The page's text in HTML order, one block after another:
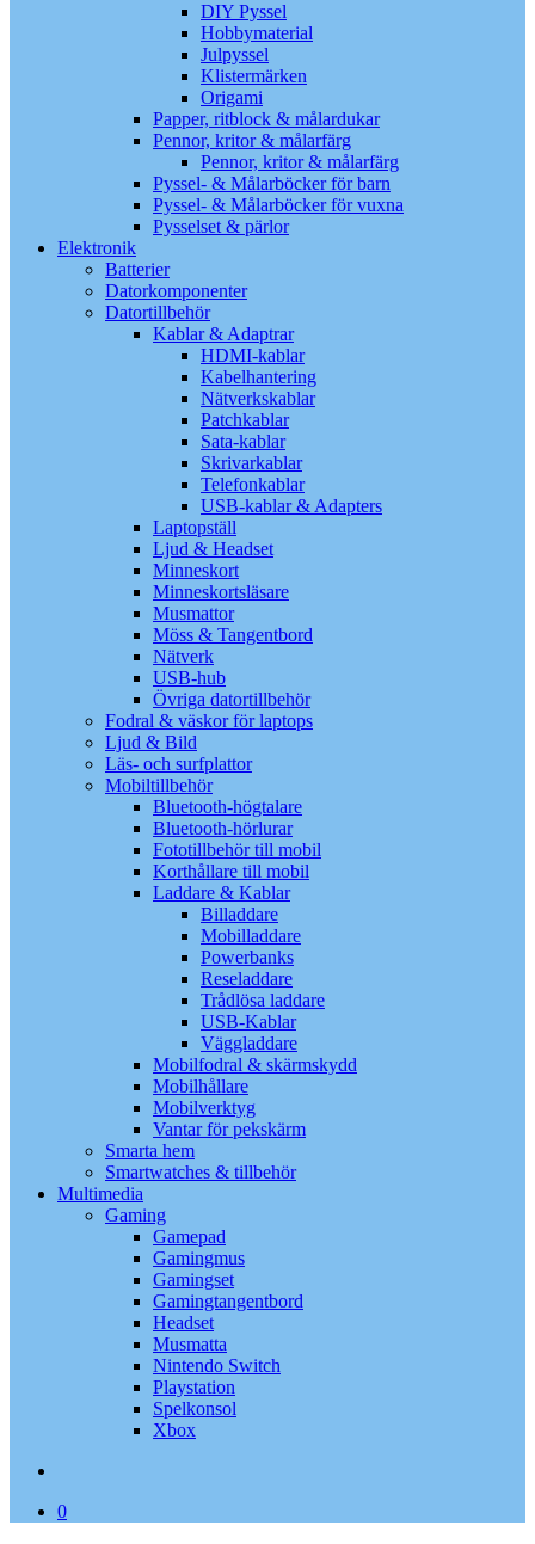
DIY Pyssel
Hobbymaterial
Julpyssel
Klistermärken
Origami
Papper, ritblock & målardukar
Pennor, kritor & målarfärg
Pennor, kritor & målarfärg
Pyssel- & Målarböcker för barn
Pyssel- & Målarböcker för vuxna
Pysselset & pärlor
Elektronik
Batterier
Datorkomponenter
Datortillbehör
Kablar & Adaptrar
HDMI-kablar
Kabelhantering
Nätverkskablar
Patchkablar
Sata-kablar
Skrivarkablar
Telefonkablar
USB-kablar & Adapters
Laptopställ
Ljud & Headset
Minneskort
Minneskortsläsare
Musmattor
Möss & Tangentbord
Nätverk
USB-hub
Övriga datortillbehör
Fodral & väskor för laptops
Ljud & Bild
Läs- och surfplattor
Mobiltillbehör
Bluetooth-högtalare
Bluetooth-hörlurar
Fototillbehör till mobil
Korthållare till mobil
Laddare & Kablar
Billaddare
Mobilladdare
Powerbanks
Reseladdare
Trådlösa laddare
USB-Kablar
Väggladdare
Mobilfodral & skärmskydd
Mobilhållare
Mobilverktyg
Vantar för pekskärm
Smarta hem
Smartwatches & tillbehör
Multimedia
Gaming
Gamepad
Gamingmus
Gamingset
Gamingtangentbord
Headset
Musmatta
Nintendo Switch
Playstation
Spelkonsol
Xbox
0